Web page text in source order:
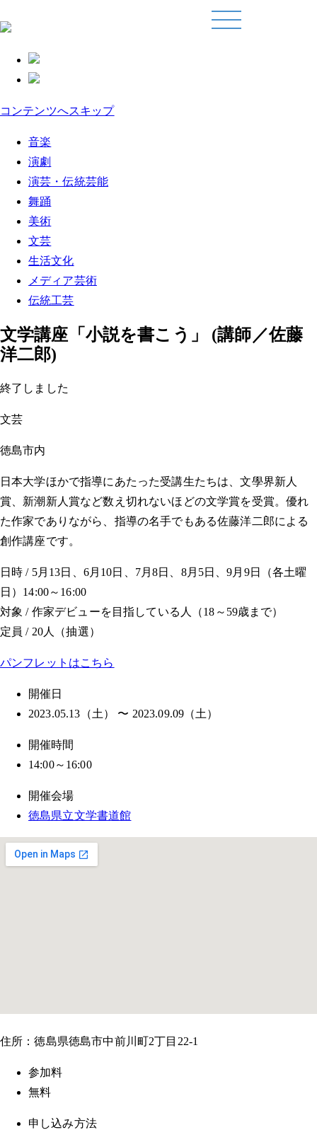
コンテンツへスキップ
音楽
演劇
演芸・伝統芸能
舞踊
美術
文芸
生活文化
メディア芸術
伝統工芸
文学講座「小説を書こう」 (講師／佐藤
洋二郎)
終了しました
文芸
徳島市内
日本大学ほかで指導にあたった受講生たちは、文學界新人
賞、新潮新人賞など数え切れないほどの文学賞を受賞。優れ
た作家でありながら、指導の名手でもある佐藤洋二郎による
創作講座です。
日時 / 5月13日、6月10日、7月8日、8月5日、9月9日（各土曜
日）14:00～16:00
対象 / 作家デビューを目指している人（18～59歳まで）
定員 / 20人（抽選）
パンフレットはこちら
開催日
2023.05.13（土） 〜 2023.09.09（土）
開催時間
14:00～16:00
開催会場
徳島県立文学書道館
住所：徳島県徳島市中前川町2丁目22-1
参加料
無料
申し込み方法